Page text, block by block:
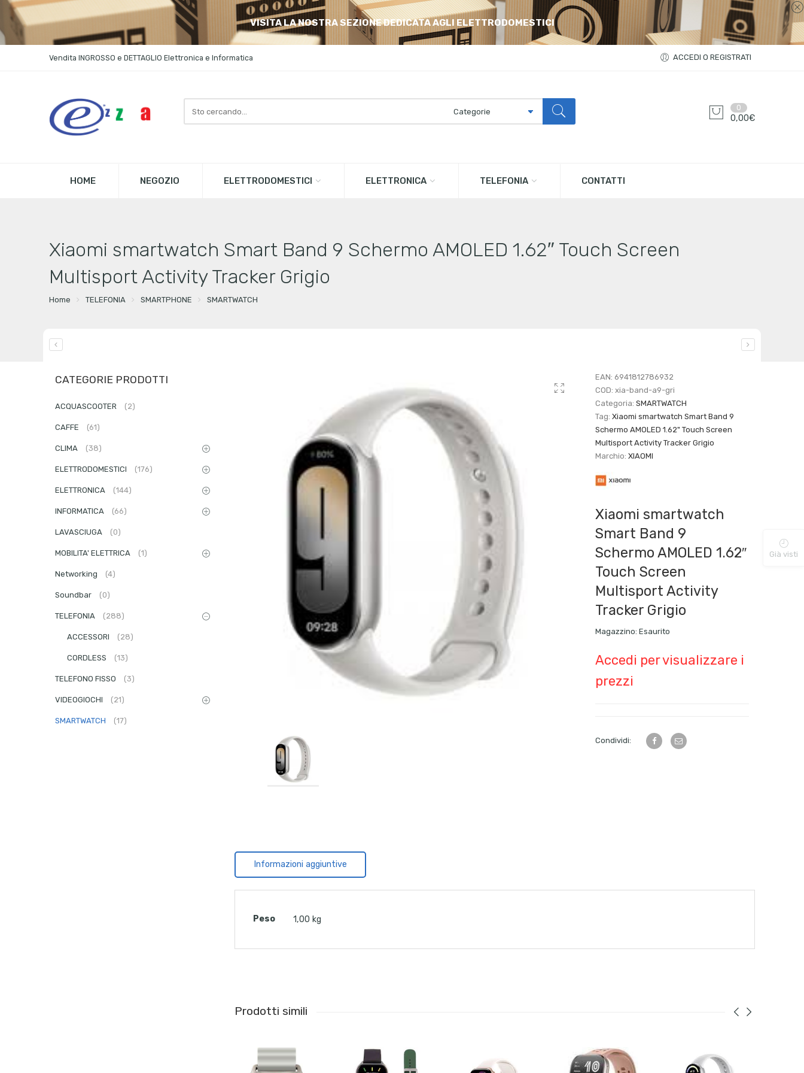
VISITA LA NOSTRA SEZIONE DEDICATA AGLI ELETTRODOMESTICI
Vendita INGROSSO e DETTAGLIO Elettronica e Informatica ACCEDI O REGISTRATI
here
0
0,00€
HOME NEGOZIO ELETTRODOMESTICI ELETTRONICA TELEFONIA CONTATTI
Xiaomi smartwatch Smart Band 9 Schermo AMOLED 1.62″ Touch Screen
Multisport Activity Tracker Grigio
Home TELEFONIA SMARTPHONE SMARTWATCH
EAN: 6941812786932
COD:xia-band-a9-gri
Categoria:SMARTWATCH
Tag:Xiaomi smartwatch Smart Band 9
Schermo AMOLED 1.62" Touch Screen
Multisport Activity Tracker Grigio
Marchio:XIAOMI
Xiaomi smartwatch
Smart Band 9
Schermo AMOLED 1.62″
Touch Screen
Multisport Activity
Tracker Grigio
Magazzino: Esaurito
Accedi per visualizzare i
prezzi
Condividi:
Informazioni aggiuntive
Peso 1,00 kg
Prodotti simili
CATEGORIE PRODOTTI
ACQUASCOOTER (2)
CAFFE (61)
CLIMA (38)
ELETTRODOMESTICI (176)
ELETTRONICA (144)
INFORMATICA (66)
LAVASCIUGA (0)
MOBILITA' ELETTRICA (1)
Networking (4)
Soundbar (0)
TELEFONIA (288)
ACCESSORI (28)
CORDLESS (13)
TELEFONO FISSO (3)
VIDEOGIOCHI (21)
SMARTWATCH (17)
Già visti